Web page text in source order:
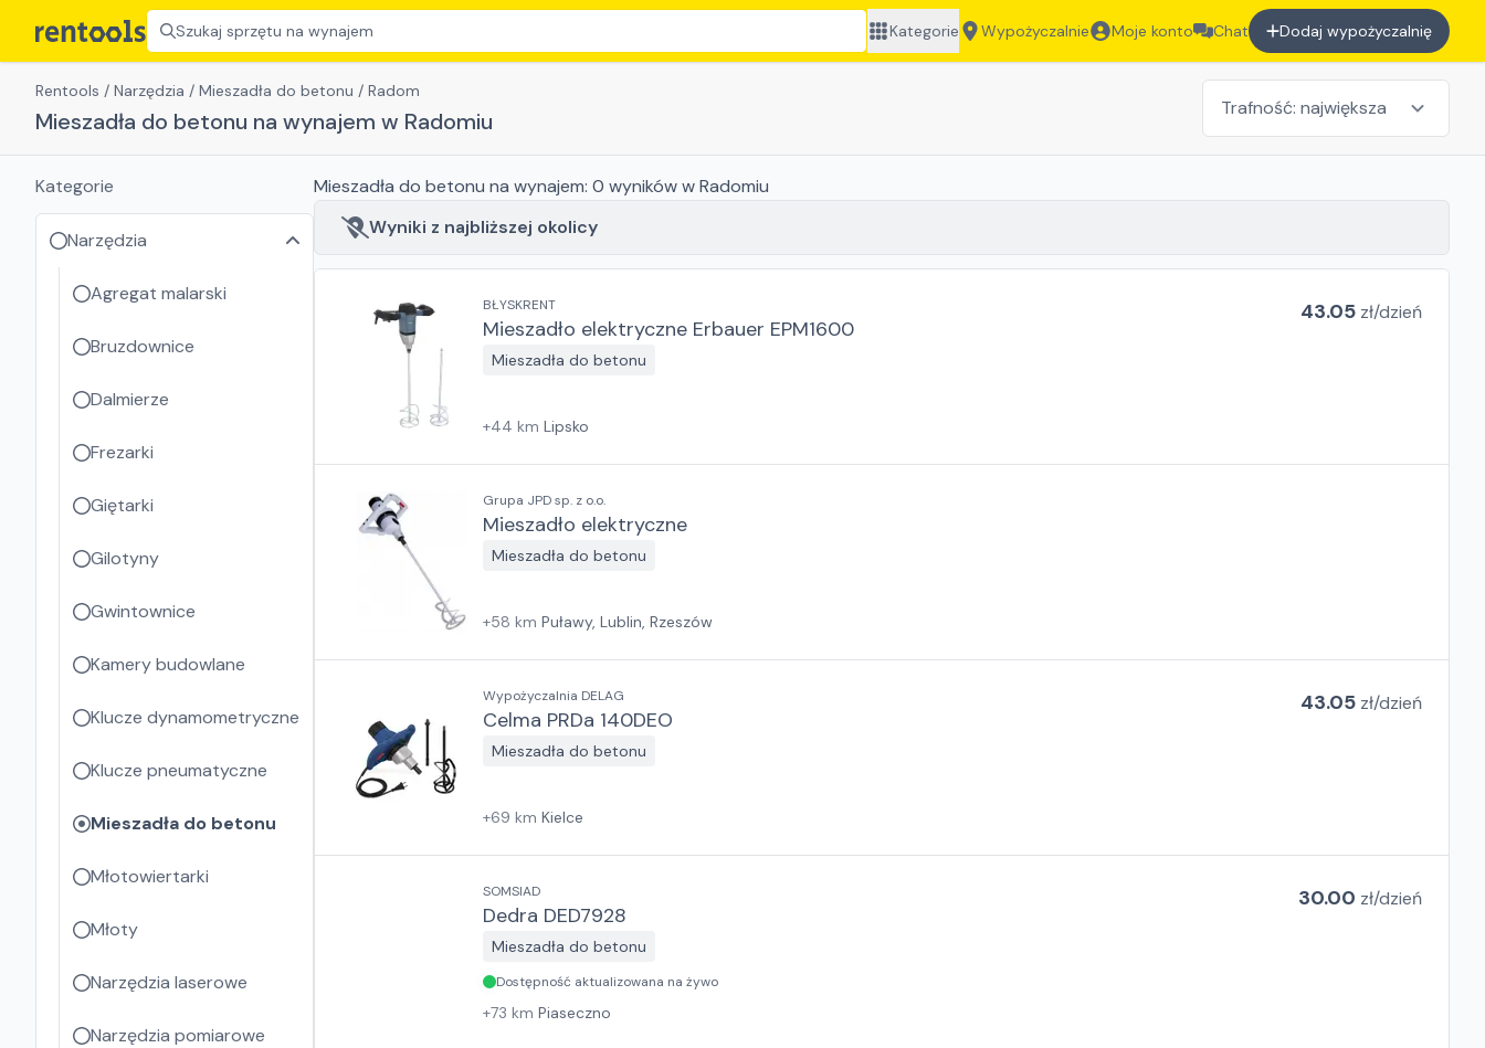
Szukaj sprzętu na wynajem Kategorie Wypożyczalnie Moje konto Chat Dodaj wypożyczalnię
Rentools / Narzędzia / Mieszadła do betonu / Radom
Mieszadła do betonu na wynajem w Radomiu
Mieszadła do betonu na wynajem: 0 wynikóww Radomiu
Wyniki z najbliższej okolicy
BŁYSKRENT
Mieszadło elektryczne Erbauer EPM1600
Mieszadła do betonu
43.05 zł/dzień
+44 km Lipsko
Grupa JPD sp. z o.o.
Mieszadło elektryczne
Mieszadła do betonu
+58 km Puławy, Lublin, Rzeszów
Wypożyczalnia DELAG
Celma PRDa 140DEO
Mieszadła do betonu
43.05 zł/dzień
+69 km Kielce
SOMSIAD
Dedra DED7928
Mieszadła do betonu
30.00 zł/dzień
Dostępność aktualizowana na żywo
+73 km Piaseczno
Kategorie
Narzędzia
Agregat malarski
Bruzdownice
Dalmierze
Frezarki
Giętarki
Gilotyny
Gwintownice
Kamery budowlane
Klucze dynamometryczne
Klucze pneumatyczne
Mieszadła do betonu
Młotowiertarki
Młoty
Narzędzia laserowe
Narzędzia pomiarowe